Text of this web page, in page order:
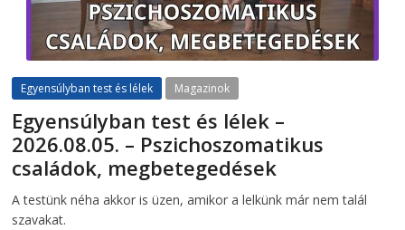
Egyensúlyban test és lélek Magazinok
Egyensúlyban test és lélek –
2026.08.05. – Pszichoszomatikus
családok, megbetegedések
A testünk néha akkor is üzen, amikor a lelkünk már nem talál
szavakat.